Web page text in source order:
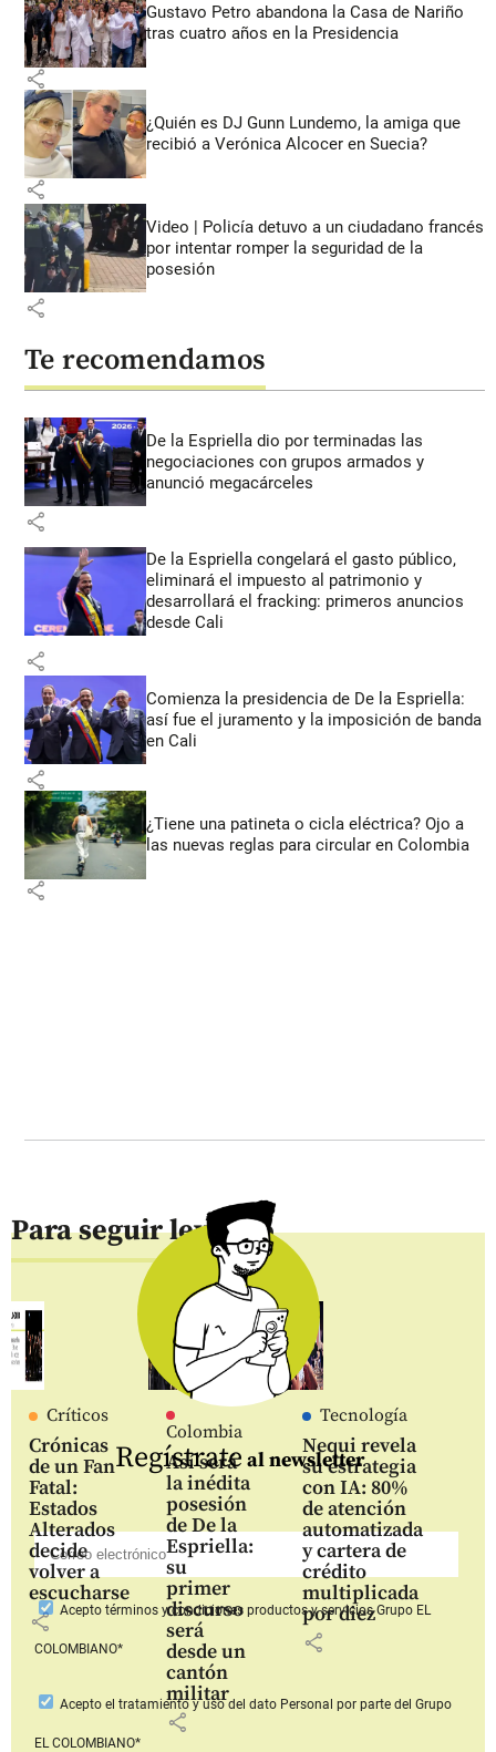
Gustavo Petro abandona la Casa de Nariño
tras cuatro años en la Presidencia
share
¿Quién es DJ Gunn Lundemo, la amiga que
recibió a Verónica Alcocer en Suecia?
share
Video | Policía detuvo a un ciudadano francés
por intentar romper la seguridad de la
posesión
share
Te recomendamos
De la Espriella dio por terminadas las
negociaciones con grupos armados y
anunció megacárceles
share
De la Espriella congelará el gasto público,
eliminará el impuesto al patrimonio y
desarrollará el fracking: primeros anuncios
desde Cali
share
Comienza la presidencia de De la Espriella:
así fue el juramento y la imposición de banda
en Cali
share
¿Tiene una patineta o cicla eléctrica? Ojo a
las nuevas reglas para circular en Colombia
share
Para seguir leyendo
Críticos
Crónicas
de un Fan
Fatal:
Estados
Alterados
decide
volver a
escucharse
share
Colombia
Así será
la inédita
posesión
de De la
Espriella:
su
primer
discurso
será
desde un
cantón
militar
share
Tecnología
Nequi revela
su estrategia
con IA: 80%
de atención
automatizada
y cartera de
crédito
multiplicada
por diez
share
Regístrate al newsletter
Aceptotérminos y condiciones productos y serviciosGrupo EL
COLOMBIANO*
Acepto el tratamiento y uso del dato Personal por parte del Grupo
EL COLOMBIANO*